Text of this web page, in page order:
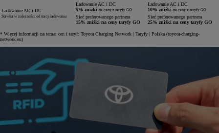
Ładowanie AC i DC
Stawka w zależności od stacji ładowania
Ładowanie AC i DC
5% zniżki na ceny z taryfy GO
Ładowanie AC i DC
10% zniżki na ceny z taryfy GO
Sieć preferowanego partnera
15% zniżki na ceny taryfy GO
Sieć preferowanego partnera
25% zniżki na ceny taryfy GO
* Więcej informacji na temat cen i taryf: Toyota Charging Network | Taryfy | Polska (toyota-charging-
network.eu)